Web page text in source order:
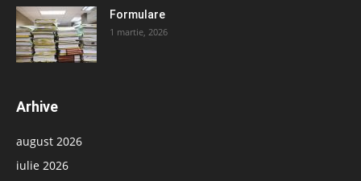
Formulare
1 martie, 2026
Arhive
august 2026
iulie 2026